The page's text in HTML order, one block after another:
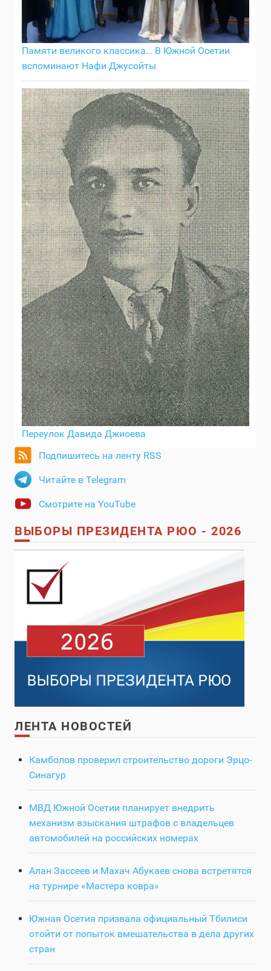
Памяти великого классика… В Южной Осетии
вспоминают Нафи Джусойты
Переулок Давида Джиоева
Подпишитесь на ленту RSS
Читайте в Telegram
Смотрите на YouTube
ВЫБОРЫ ПРЕЗИДЕНТА РЮО - 2026
ЛЕНТА НОВОСТЕЙ
Камболов проверил строительство дороги Эрцо-
Синагур
МВД Южной Осетии планирует внедрить
механизм взыскания штрафов с владельцев
автомобилей на российских номерах
Алан Зассеев и Махач Абукаев снова встретятся
на турнире «Мастера ковра»
Южная Осетия призвала официальный Тбилиси
отойти от попыток вмешательства в дела других
стран